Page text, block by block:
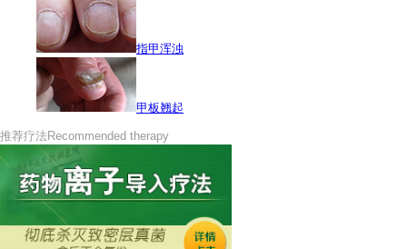
指甲浑浊
甲板翘起
推荐疗法Recommended therapy